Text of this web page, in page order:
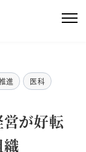
進 医科
営が好転